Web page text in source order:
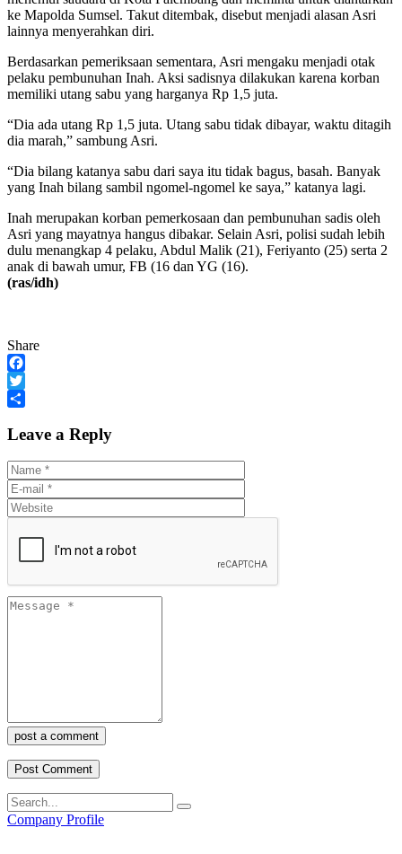
ke Mapolda Sumsel. Takut ditembak, disebut menjadi alasan Asri
lainnya menyerahkan diri.
Berdasarkan pemeriksaan sementara, Asri mengaku menjadi otak
pelaku pembunuhan Inah. Aksi sadisnya dilakukan karena korban
memiliki utang sabu yang harganya Rp 1,5 juta.
“Dia ada utang Rp 1,5 juta. Utang sabu tidak dibayar, waktu ditagih
dia marah,” sambung Asri.
“Dia bilang katanya sabu dari saya itu tidak bagus, basah. Banyak
yang Inah bilang sambil ngomel-ngomel ke saya,” katanya lagi.
Inah merupakan korban pemerkosaan dan pembunuhan sadis oleh
Asri yang mayatnya hangus dibakar. Selain Asri, polisi sudah lebih
dulu menangkap 4 pelaku, Abdul Malik (21), Feriyanto (25) serta 2
anak di bawah umur, FB (16 dan YG (16).
(ras/idh)
Share
Facebook
Twitter
Leave a Reply
post a comment
Company Profile